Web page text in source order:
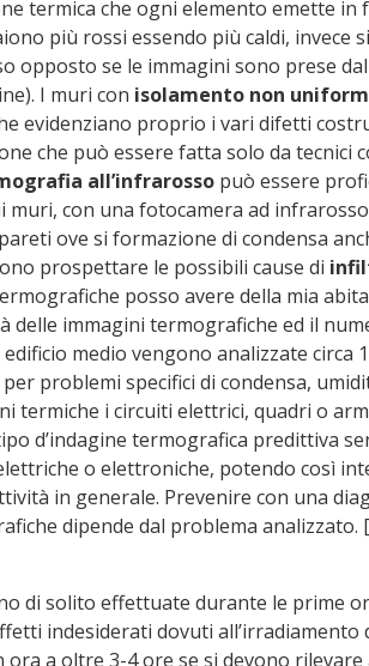
termica che ogni elemento emette
più rossi essendo più caldi,
opposto se le immagini sono prese
I muri con isolamento non
evidenziano proprio i vari difetti
che può essere fatta solo da tecnici
all’infrarosso può essere
con una fotocamera ad
ove si formazione di condensa
prospettare le possibili cause di
posso avere della mia
immagini termografiche ed il
medio vengono analizzate circa
problemi specifici di condensa,
termiche i circuiti elettrici, quadri o
d’indagine termografica predittiva
o elettroniche, potendo così
in generale. Prevenire con una
dipende dal problema
di solito effettuate durante le prime
indesiderati dovuti
ora a oltre 3-4 ore se si devono